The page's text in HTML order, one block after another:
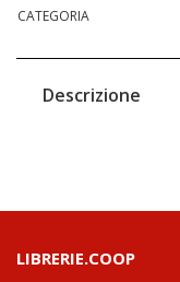
CATEGORIA
Descrizione
LIBRERIE.COOP